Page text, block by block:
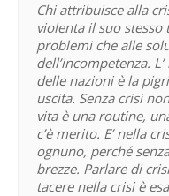
Chi attribuisce alla
violenta il suo
problemi che alle
dell’incompetenza.
delle nazioni è la
uscita. Senza crisi
vita è una routine,
c’è merito. E’ nella
ognuno, perché
brezze. Parlare di
tacere nella crisi è